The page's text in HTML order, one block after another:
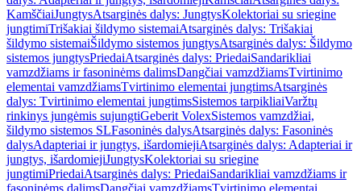
KamščiaiJungtysAtsarginės dalys: JungtysKolektoriai su sriegine
jungtimiTrišakiai šildymo sistemaiAtsarginės dalys: Trišakiai
šildymo sistemaiŠildymo sistemos jungtysAtsarginės dalys: Šildymo
sistemos jungtysPriedaiAtsarginės dalys: PriedaiSandarikliai
vamzdžiams ir fasoninėms dalimsDangčiai vamzdžiamsTvirtinimo
elementai vamzdžiamsTvirtinimo elementai jungtimsAtsarginės
dalys: Tvirtinimo elementai jungtimsSistemos tarpikliaiVaržtų
rinkinys jungėmis sujungtiGeberit VolexSistemos vamzdžiai,
šildymo sistemos SLFasoninės dalysAtsarginės dalys: Fasoninės
dalysAdapteriai ir jungtys, išardomiejiAtsarginės dalys: Adapteriai ir
jungtys, išardomiejiJungtysKolektoriai su sriegine
jungtimiPriedaiAtsarginės dalys: PriedaiSandarikliai vamzdžiams ir
fasoninėms dalimsDangčiai vamzdžiamsTvirtinimo elementai